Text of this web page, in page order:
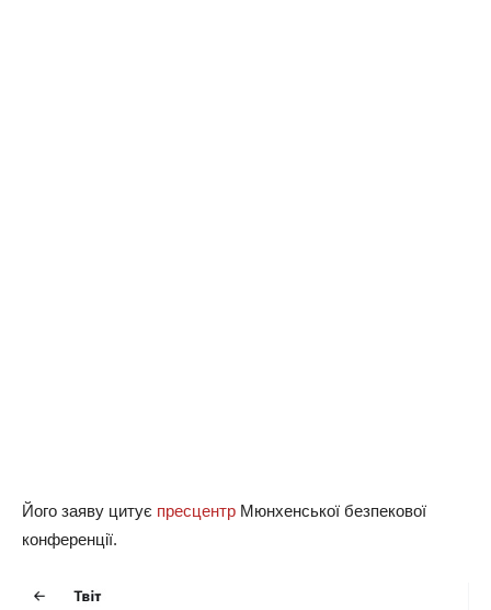
Його заяву цитує пресцентр Мюнхенської безпекової
конференції.